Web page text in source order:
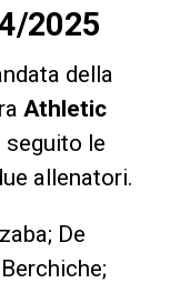
2025
della
Athletic
seguito le
allenatori.
De